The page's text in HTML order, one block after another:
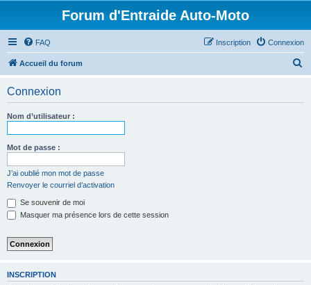
Forum d'Entraide Auto-Moto
FAQ Connexion
Inscription
Accueil du forum
Connexion
Nom d’utilisateur :
Mot de passe :
J’ai oublié mon mot de passe
Renvoyer le courriel d’activation
Se souvenir de moi
Masquer ma présence lors de cette session
INSCRIPTION